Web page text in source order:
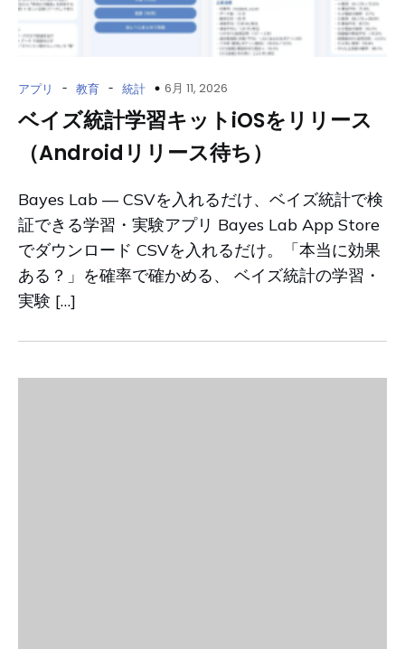
アプリ - 教育 - 統計 6月 11, 2026
ベイズ統計学習キットiOSをリリース
（Androidリリース待ち）
Bayes Lab ― CSVを入れるだけ、ベイズ統計で検
証できる学習・実験アプリ Bayes Lab App Store
でダウンロード CSVを入れるだけ。「本当に効果
ある？」を確率で確かめる、 ベイズ統計の学習・
実験 […]